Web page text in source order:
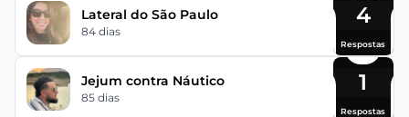
Lateral do São Paulo
84 dias
4
Respostas
Jejum contra Náutico
85 dias
1
Respostas